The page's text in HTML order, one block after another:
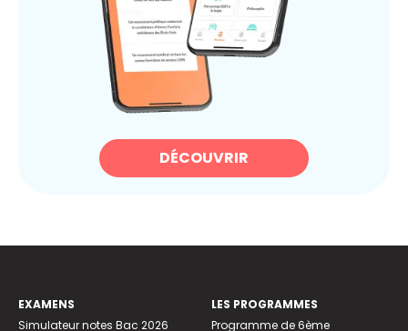
DÉCOUVRIR
EXAMENS
Simulateur notes Bac 2026
LES PROGRAMMES
Programme de 6ème